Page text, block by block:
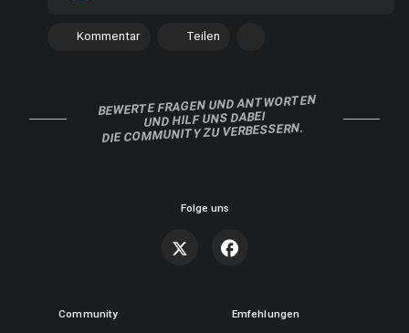
Kommentar Teilen
BEWERTE FRAGEN UND ANTWORTEN
UND HILF UNS DABEI
DIE COMMUNITY ZU VERBESSERN.
Folge uns
Community Emfehlungen